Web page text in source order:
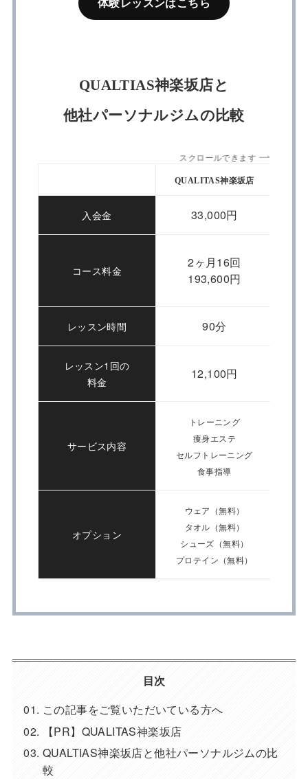
体験レッスンはこちら
QUALTIAS神楽坂店と
他社パーソナルジムの比較
スクロールできます
QUALITAS神楽坂店
入会金 33,000円
コース料金
2ヶ月16回
193,600円
レッスン時間 90分
レッスン1回の
料金
12,100円
サービス内容
トレーニング
痩身エステ
セルフトレーニング
食事指導
オプション
ウェア（無料）
タオル（無料）
シューズ（無料）
プロテイン（無料）
目次
この記事をご覧いただいている方へ
【PR】QUALITAS神楽坂店
QUALTIAS神楽坂店と他社パーソナルジムの比
較